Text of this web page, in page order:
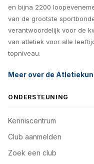
en bijna 2200
van de grootste
verantwoordelijk voor de
van atletiek voor alle
topniveau.
Meer over de
ONDERSTEUNING
Kenniscentrum
Club aanmelden
Zoek een club